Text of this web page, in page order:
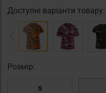
Доступні варіанти товару:
Pозмір:
S